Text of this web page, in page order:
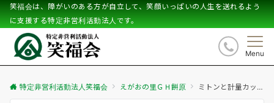
笑福会は、障がいのある方が自立して、笑顔いっぱいの人生を送れるよう
に支援する特定非営利活動法人です。
Menu
特定非営利活動法人笑福会 えがおの里ＧＨ餅原 ミトンと計量カップ取り替えました